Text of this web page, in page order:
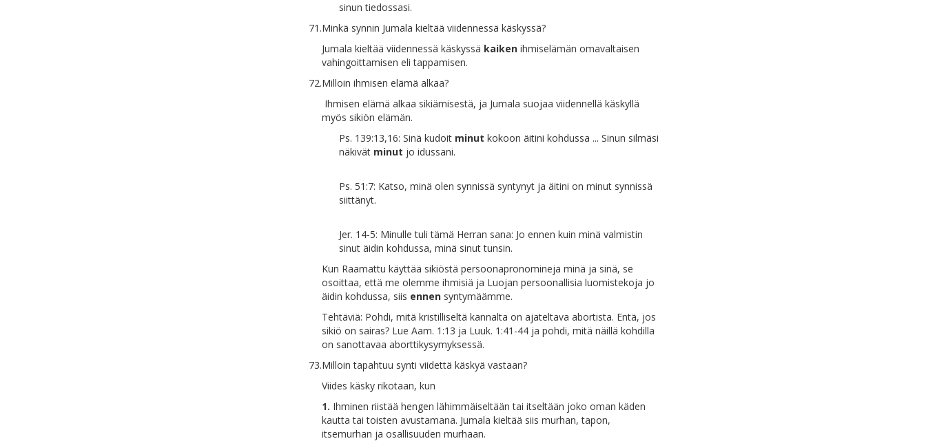
sinun tiedossasi.
71.Minkä synnin Jumala kieltää viidennessä käskyssä?
Jumala kieltää viidennessä käskyssä kaiken ihmiselämän omavaltaisen
vahingoittamisen eli tappamisen.
72.Milloin ihmisen elämä alkaa?
Ihmisen elämä alkaa sikiämisestä, ja Jumala suojaa viidennellä käskyllä
myös sikiön elämän.
Ps. 139:13,16: Sinä kudoit minut kokoon äitini kohdussa ... Sinun silmäsi
näkivät minut jo idussani.
Ps. 51:7: Katso, minä olen synnissä syntynyt ja äitini on minut synnissä
siittänyt.
Jer. 14-5: Minulle tuli tämä Herran sana: Jo ennen kuin minä valmistin
sinut äidin kohdussa, minä sinut tunsin.
Kun Raamattu käyttää sikiöstä persoonapronomineja minä ja sinä, se
osoittaa, että me olemme ihmisiä ja Luojan persoonallisia luomistekoja jo
äidin kohdussa, siis ennen syntymäämme.
Tehtäviä: Pohdi, mitä kristilliseltä kannalta on ajateltava abortista. Entä, jos
sikiö on sairas? Lue Aam. 1:13 ja Luuk. 1:41-44 ja pohdi, mitä näillä kohdilla
on sanottavaa aborttikysymyksessä.
73.Milloin tapahtuu synti viidettä käskyä vastaan?
Viides käsky rikotaan, kun
1. Ihminen riistää hengen lähimmäiseltään tai itseltään joko oman käden
kautta tai toisten avustamana. Jumala kieltää siis murhan, tapon,
itsemurhan ja osallisuuden murhaan.